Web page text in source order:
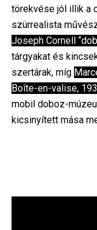
törekvése jól illik a
szürrealista
Joseph Cornell
tárgyakat és
szertárak, míg
Boîte-en-valise,
mobil doboz-
kicsinyített mása